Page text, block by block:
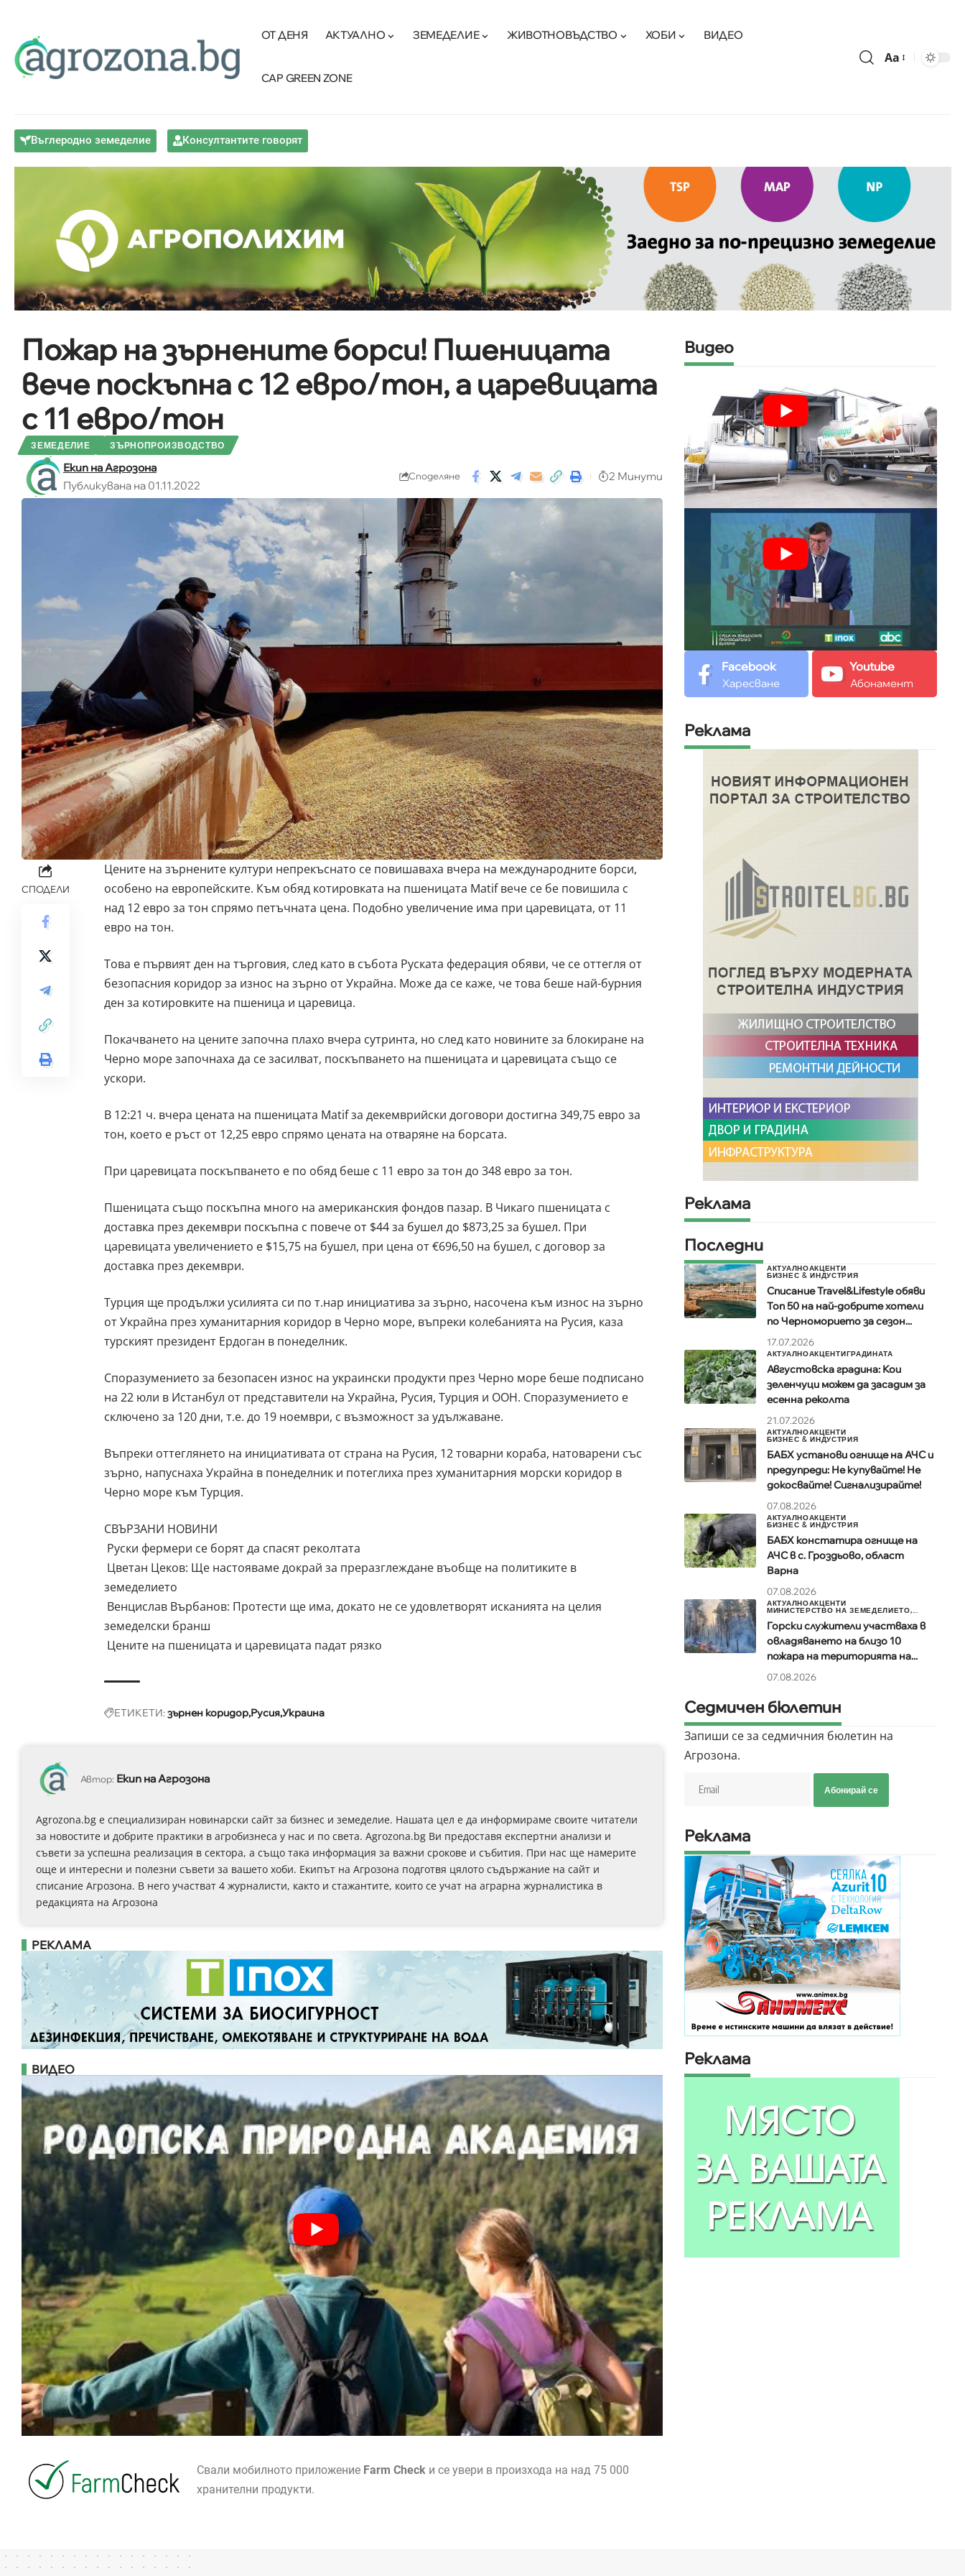
ОТ ДЕНЯ АКТУАЛНО ЗЕМЕДЕЛИЕ ЖИВОТНОВЪДСТВО ХОБИ ВИДЕО
CAP GREEN ZONE
Aa
Въглеродно земеделие Консултантите говорят
Пожар на зърнените борси! Пшеницата
вече поскъпна с 12 евро/тон, а царевицата
с 11 евро/тон
ЗЕМЕДЕЛИЕ ЗЪРНОПРОИЗВОДСТВО
Екип на Агрозона
Публикувана на 01.11.2022
Споделяне 2 Минути
СПОДЕЛИ
Цените на зърнените култури непрекъснато се повишаваха вчера на международните борси,
особено на европейските. Към обяд котировката на пшеницата Matif вече се бе повишила с
над 12 евро за тон спрямо петъчната цена. Подобно увеличение има при царевицата, от 11
евро на тон.
Това е първият ден на търговия, след като в събота Руската федерация обяви, че се оттегля от
безопасния коридор за износ на зърно от Украйна. Може да се каже, че това беше най-бурния
ден за котировките на пшеница и царевица.
Покачването на цените започна плахо вчера сутринта, но след като новините за блокиране на
Черно море започнаха да се засилват, поскъпването на пшеницата и царевицата също се
ускори.
В 12:21 ч. вчера цената на пшеницата Matif за декемврийски договори достигна 349,75 евро за
тон, което е ръст от 12,25 евро спрямо цената на отваряне на борсата.
При царевицата поскъпването е по обяд беше с 11 евро за тон до 348 евро за тон.
Пшеницата също поскъпна много на американския фондов пазар. В Чикаго пшеницата с
доставка през декември поскъпна с повече от $44 за бушел до $873,25 за бушел. При
царевицата увеличението е $15,75 на бушел, при цена от €696,50 на бушел, с договор за
доставка през декември.
Турция ще продължи усилията си по т.нар инициатива за зърно, насочена към износ на зърно
от Украйна през хуманитарния коридор в Черно море, въпреки колебанията на Русия, каза
турският президент Ердоган в понеделник.
Споразумението за безопасен износ на украински продукти през Черно море беше подписано
на 22 юли в Истанбул от представители на Украйна, Русия, Турция и ООН. Споразумението е
сключено за 120 дни, т.е. до 19 ноември, с възможност за удължаване.
Въпреки оттеглянето на инициативата от страна на Русия, 12 товарни кораба, натоварени със
зърно, напуснаха Украйна в понеделник и потеглиха през хуманитарния морски коридор в
Черно море към Турция.
СВЪРЗАНИ НОВИНИ
Руски фермери се борят да спасят реколтата
Цветан Цеков: Ще настояваме докрай за преразглеждане въобще на политиките в
земеделието
Венцислав Върбанов: Протести ще има, докато не се удовлетворят исканията на целия
земеделски бранш
Цените на пшеницата и царевицата падат рязко
ЕТИКЕТИ:зърнен коридорРусияУкраина
Автор: Екип на Агрозона
Agrozona.bg e специализиран новинарски сайт за бизнес и земеделие. Нашата цел е да информираме своите читатели
за новостите и добрите практики в агробизнеса у нас и по света. Agrozona.bg Ви предоставя експертни анализи и
съвети за успешна реализация в сектора, а също така информация за важни срокове и събития. При нас ще намерите
още и интересни и полезни съвети за вашето хоби. Екипът на Агрозона подготвя цялото съдържание на сайт и
списание Агрозона. В него участват 4 журналисти, както и стажантите, които се учат на аграрна журналистика в
редакцията на Агрозона
РЕКЛАМА
ВИДЕО
Свали мобилното приложение Farm Checkи се увери в произхода на над 75 000
хранителни продукти.
Видео
Facebook
Харесване
Youtube
Абонамент
Реклама
Реклама
Последни
АКТУАЛНОАКЦЕНТИ
БИЗНЕС & ИНДУСТРИЯ
Списание Travel&Lifestyle обяви
Топ 50 на най-добрите хотели
по Черноморието за сезон...
17.07.2026
АКТУАЛНОАКЦЕНТИГРАДИНАТА
Августовска градина: Кои
зеленчуци можем да засадим за
есенна реколта
21.07.2026
АКТУАЛНОАКЦЕНТИ
БИЗНЕС & ИНДУСТРИЯ
БАБХ установи огнище на АЧС и
предупреди: Не купувайте! Не
докосвайте! Сигнализирайте!
07.08.2026
АКТУАЛНОАКЦЕНТИ
БИЗНЕС & ИНДУСТРИЯ
БАБХ констатира огнище на
АЧС в с. Гроздьово, област
Варна
07.08.2026
АКТУАЛНОАКЦЕНТИ
МИНИСТЕРСТВО НА ЗЕМЕДЕЛИЕТО,...
Горски служители участваха в
овладяването на близо 10
пожара на територията на...
07.08.2026
Седмичен бюлетин
Запиши се за седмичния бюлетин на
Агрозона.
Абонирай се
Реклама
Реклама